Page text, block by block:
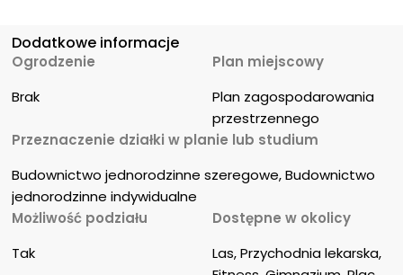
Dodatkowe informacje
Ogrodzenie
Brak
Plan miejscowy
Plan zagospodarowania
przestrzennego
Przeznaczenie działki w planie lub studium
Budownictwo jednorodzinne szeregowe, Budownictwo
jednorodzinne indywidualne
Możliwość podziału
Tak
Dostępne w okolicy
Las, Przychodnia lekarska,